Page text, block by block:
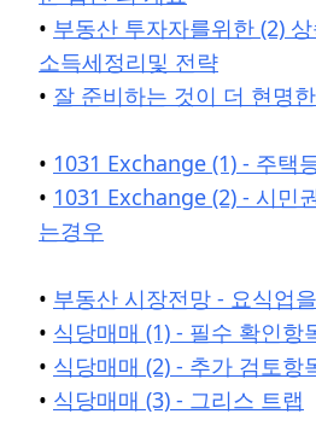
• 부동산 투자자를위한 (2)
소득세정리및 전략
• 잘 준비하는 것이 더 현명
• 1031 Exchange (1) - 주택
• 1031 Exchange (2) - 시민
는경우
• 부동산 시장전망 - 요식업
• 식당매매 (1) - 필수 확인항
• 식당매매 (2) - 추가 검토항
• 식당매매 (3) - 그리스 트랩